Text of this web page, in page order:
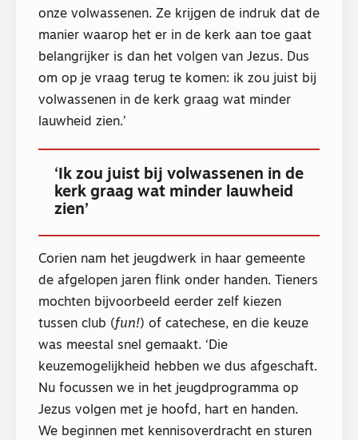
onze volwassenen. Ze krijgen de indruk dat de
manier waarop het er in de kerk aan toe gaat
belangrijker is dan het volgen van Jezus. Dus
om op je vraag terug te komen: ik zou juist bij
volwassenen in de kerk graag wat minder
lauwheid zien.’
‘Ik zou juist bij volwassenen in de
kerk graag wat minder lauwheid
zien’
Corien nam het jeugdwerk in haar gemeente
de afgelopen jaren flink onder handen. Tieners
mochten bijvoorbeeld eerder zelf kiezen
tussen club (fun!) of catechese, en die keuze
was meestal snel gemaakt. ‘Die
keuzemogelijkheid hebben we dus afgeschaft.
Nu focussen we in het jeugdprogramma op
Jezus volgen met je hoofd, hart en handen.
We beginnen met kennisoverdracht en sturen